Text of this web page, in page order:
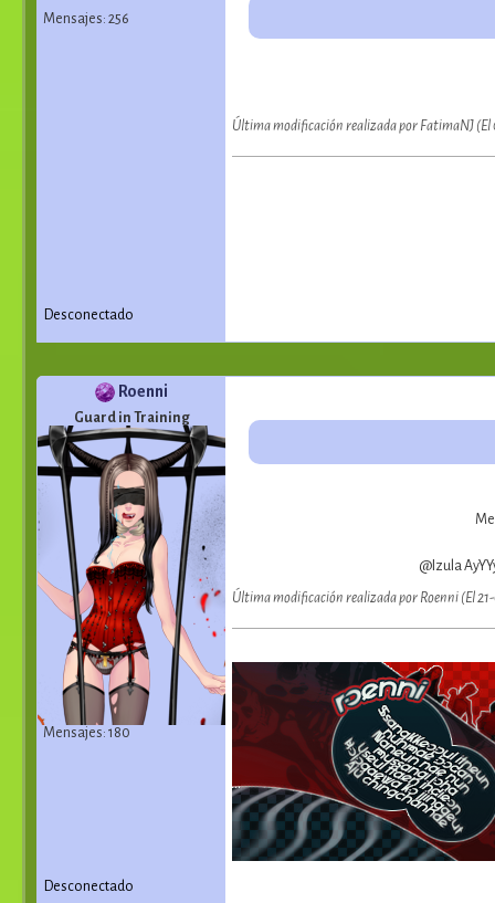
Mensajes: 256
Última modificación realizada por FatimaNJ
Desconectado
Roenni
Guard in Training
Mensajes: 180
@Izula
Última modificación realizada por Roenni (El
Desconectado